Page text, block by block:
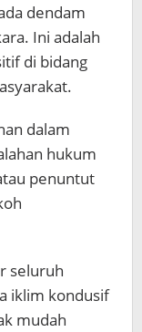
dendam
Ini adalah
di bidang
dalam
hukum
penuntut
seluruh
iklim kondusif
mudah